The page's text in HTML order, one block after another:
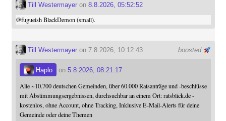
Till Westermayeron 8.8.2026, 05:52:52
@fugueishBlackDemon (small).
boosted
Till Westermayeron 7.8.2026, 10:12:43
Haplo on 5.8.2026, 08:21:17
Alle ~10.700 deutschen Gemeinden, über 60.000 Ratsanträge und -beschlüsse
mit Abstimmungsergebnissen, durchsuchbar an einem Ort: ratsblick.de -
kostenlos, ohne Account, ohne Tracking, Inklusive E-Mail-Alerts für deine
Gemeinde oder deine Themen